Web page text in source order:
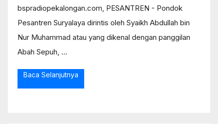
bspradiopekalongan.com, PESANTREN - Pondok
Pesantren Suryalaya dirintis oleh Syaikh Abdullah bin
Nur Muhammad atau yang dikenal dengan panggilan
Abah Sepuh, ...
Baca Selanjutnya